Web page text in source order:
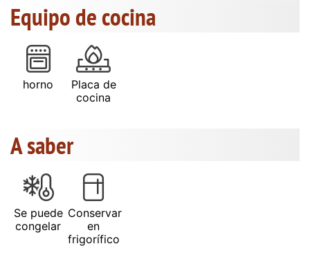
Equipo de cocina
horno
Placa de
cocina
A saber
Se puede
congelar
Conservar
en
frigorífico